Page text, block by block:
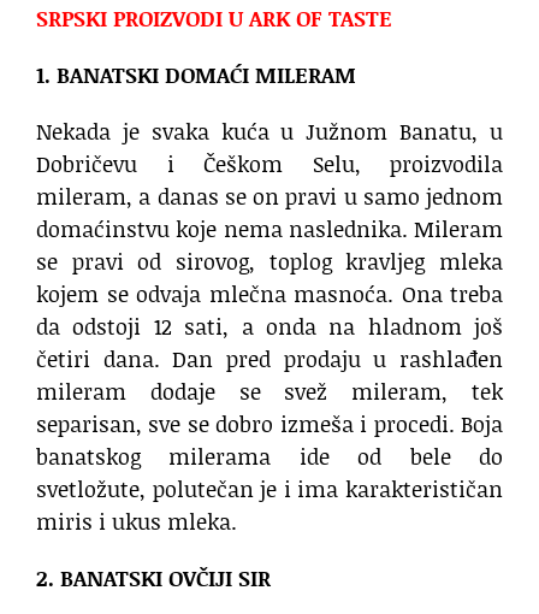
SRPSKI PROIZVODI U ARK OF TASTE
1. BANATSKI DOMAĆI MILERAM
Nekada je svaka kuća u Južnom Banatu, u
Dobričevu i Češkom Selu, proizvodila
mileram, a danas se on pravi u samo jednom
domaćinstvu koje nema naslednika. Mileram
se pravi od sirovog, toplog kravljeg mleka
kojem se odvaja mlečna masnoća. Ona treba
da odstoji 12 sati, a onda na hladnom još
četiri dana. Dan pred prodaju u rashlađen
mileram dodaje se svež mileram, tek
separisan, sve se dobro izmeša i procedi. Boja
banatskog milerama ide od bele do
svetložute, polutečan je i ima karakterističan
miris i ukus mleka.
2. BANATSKI OVČIJI SIR